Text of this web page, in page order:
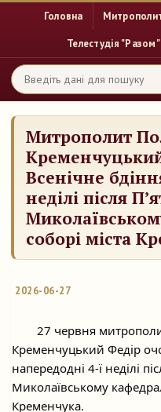
Головна
Телестудія "Разом"
Митрополит
Всенічне
неділі після
соборі міста
2026-06-27
Кременчуцький Федір
напередодні 4-ї неділі
Миколаївському
Кременчука.